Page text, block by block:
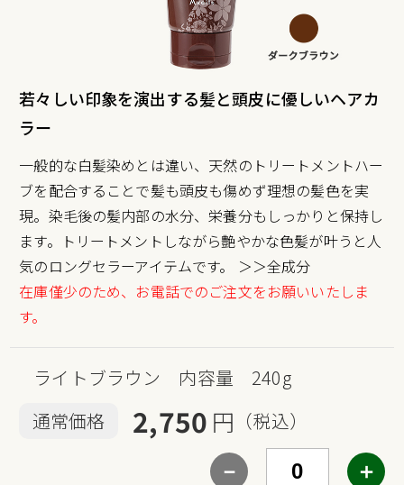
若々しい印象を演出する髪と頭皮に優しいヘアカ
ラー
一般的な白髪染めとは違い、天然のトリートメントハー
ブを配合することで髪も頭皮も傷めず理想の髪色を実
現。染毛後の髪内部の水分、栄養分もしっかりと保持し
ます。トリートメントしながら艶やかな色髪が叶うと人
気のロングセラーアイテムです。 ＞＞全成分
在庫僅少のため、お電話でのご注文をお願いいたしま
す。
ライトブラウン 内容量 240g
通常価格
2,750 円 （税込）
－ ＋